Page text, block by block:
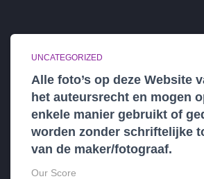
UNCATEGORIZED
Alle foto’s op deze Website
het auteursrecht en mogen
enkele manier gebruikt of
worden zonder schriftelijke
van de maker/fotograaf.
Our Score